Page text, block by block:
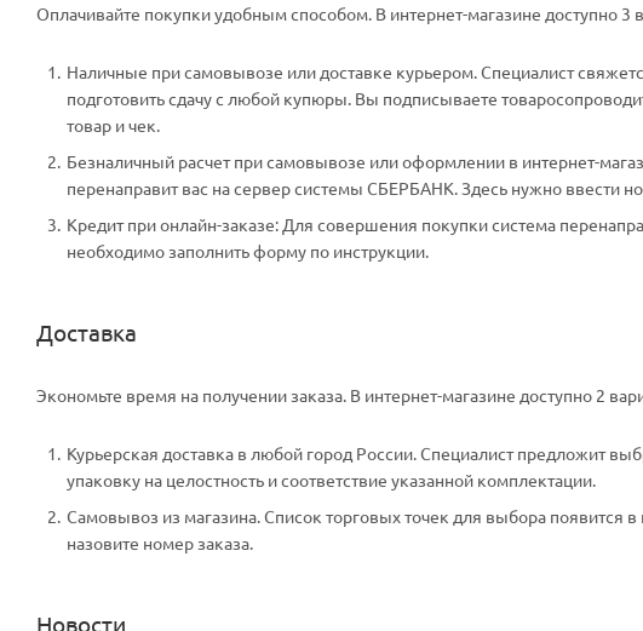
Оплачивайте покупки удобным способом. В интернет-магазине доступно 3
Наличные при самовывозе или доставке курьером. Специалист
подготовить сдачу с любой купюры. Вы подписываете
товар и чек.
Безналичный расчет при самовывозе или оформлении в интернет-
перенаправит вас на сервер системы СБЕРБАНК. Здесь нужно ввести
Кредит при онлайн-заказе: Для совершения покупки система
необходимо заполнить форму по инструкции.
Доставка
Экономьте время на получении заказа. В интернет-магазине доступно 2
Курьерская доставка в любой город России. Специалист предложит
упаковку на целостность и соответствие указанной комплектации.
Самовывоз из магазина. Список торговых точек для выбора появится
назовите номер заказа.
Новости